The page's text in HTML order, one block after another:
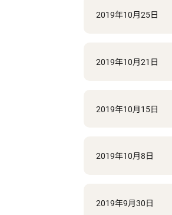
2019年10月25日
2019年10月21日
2019年10月15日
2019年10月8日
2019年9月30日